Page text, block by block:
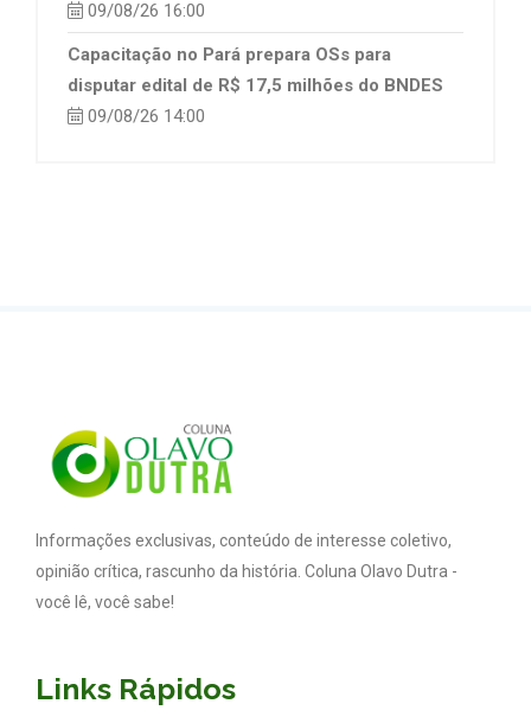
09/08/26 16:00
Capacitação no Pará prepara OSs para
disputar edital de R$ 17,5 milhões do BNDES
09/08/26 14:00
Informações exclusivas, conteúdo de interesse coletivo,
opinião crítica, rascunho da história. Coluna Olavo Dutra -
você lê, você sabe!
Links Rápidos